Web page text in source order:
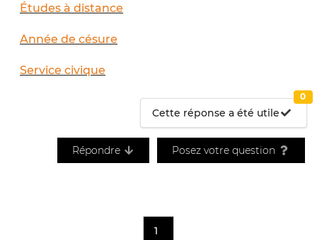
Études à distance
Année de césure
Service civique
Cette réponse a été utile
0
Répondre Posez votre question
1